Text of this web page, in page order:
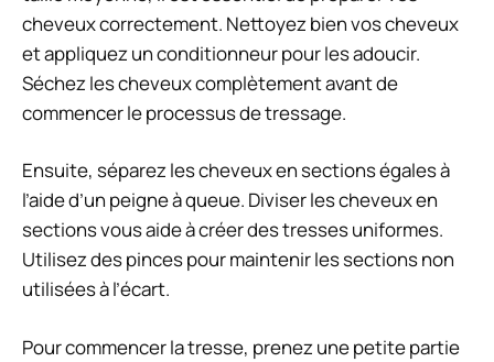
cheveux correctement. Nettoyez bien vos cheveux
et appliquez un conditionneur pour les adoucir.
Séchez les cheveux complètement avant de
commencer le processus de tressage.
Ensuite, séparez les cheveux en sections égales à
l’aide d’un peigne à queue. Diviser les cheveux en
sections vous aide à créer des tresses uniformes.
Utilisez des pinces pour maintenir les sections non
utilisées à l’écart.
Pour commencer la tresse, prenez une petite partie